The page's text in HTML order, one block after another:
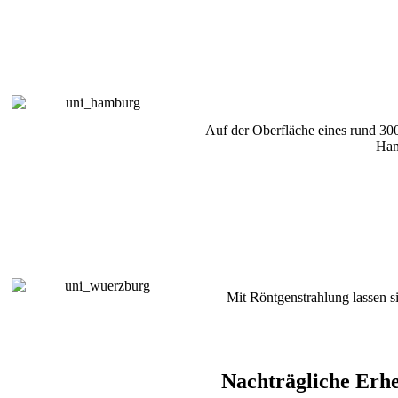
Auf der Oberfläche eines rund
Mit Röntgenstrahlung lassen
Nachträgliche